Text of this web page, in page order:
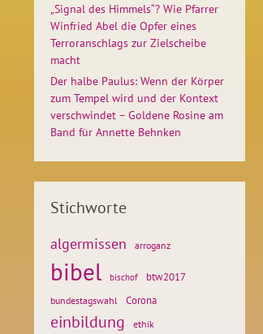
„Signal des Himmels“? Wie Pfarrer
Winfried Abel die Opfer eines
Terroranschlags zur Zielscheibe
macht
Der halbe Paulus: Wenn der Körper
zum Tempel wird und der Kontext
verschwindet – Goldene Rosine am
Band für Annette Behnken
Stichworte
algermissen arroganz
bibel bischof btw2017
bundestagswahl Corona
einbildung ethik